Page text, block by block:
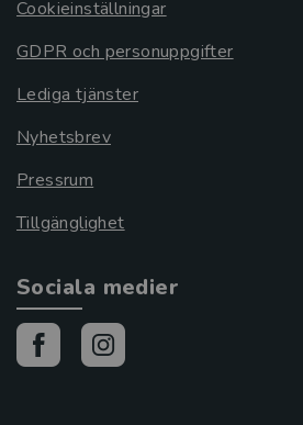
Cookieinställningar
GDPR och personuppgifter
Lediga tjänster
Nyhetsbrev
Pressrum
Tillgänglighet
Sociala medier